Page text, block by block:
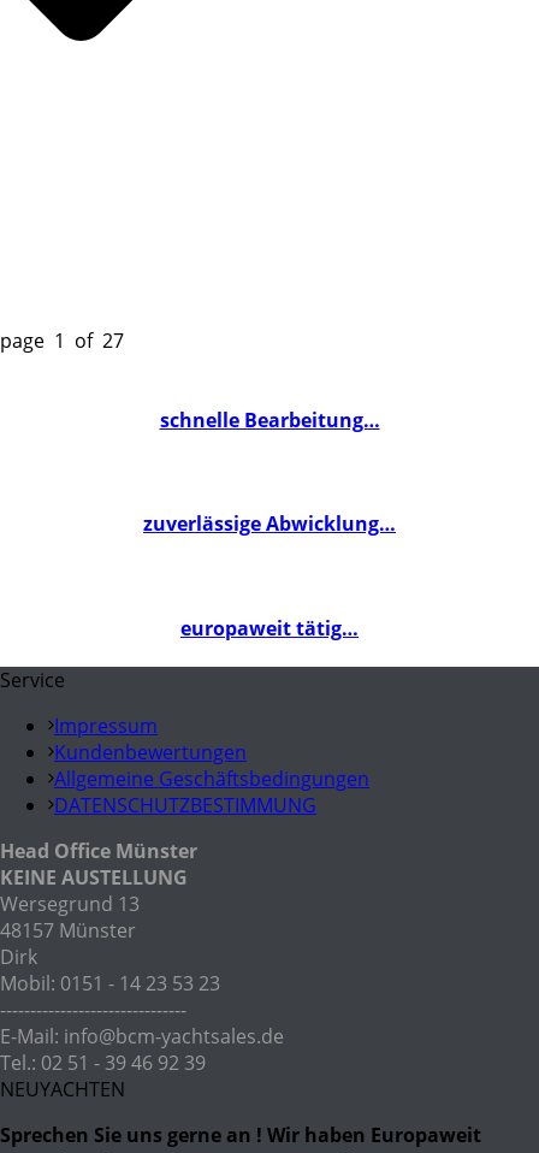
page 1 of 27
schnelle Bearbeitung…
zuverlässige Abwicklung…
europaweit tätig…
Service
Impressum
Kundenbewertungen
Allgemeine Geschäftsbedingungen
DATENSCHUTZBESTIMMUNG
Head Office Münster
KEINE AUSTELLUNG
Wersegrund 13
48157 Münster
Dirk
Mobil: 0151 - 14 23 53 23
-------------------------------
E-Mail: info@bcm-yachtsales.de
Tel.: 02 51 - 39 46 92 39
NEUYACHTEN
Sprechen Sie uns gerne an ! Wir haben Europaweit